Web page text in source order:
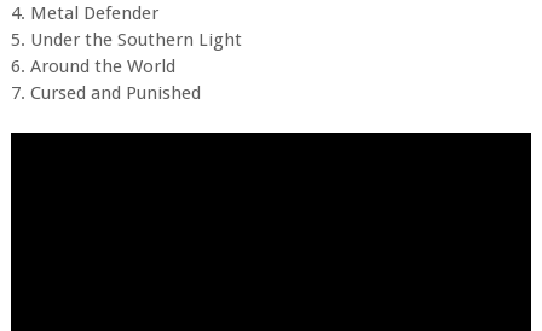
4. Metal Defender
5. Under the Southern Light
6. Around the World
7. Cursed and Punished